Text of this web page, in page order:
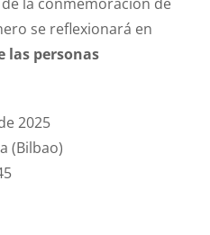
se reflexionará en
las personas
2025
(Bilbao)